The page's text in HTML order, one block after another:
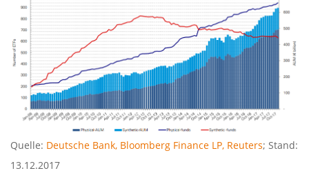
Quelle: Deutsche Bank, Bloomberg Finance LP, Reuters; Stand:
13.12.2017